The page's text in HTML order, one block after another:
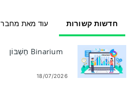
עוד מאת מחבר חדשות קשורות
Binarium חֶשְׁבּוֹן
18/07/2026